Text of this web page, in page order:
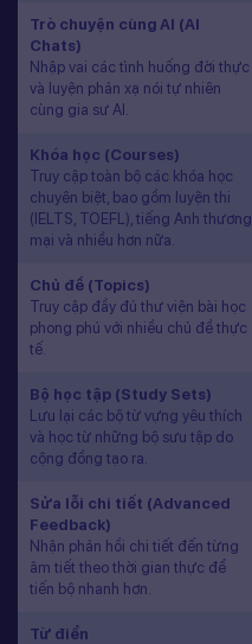
Trò chuyện cùng AI (AI
Chats)
Nhập vai các tình huống đời thực
và luyện phản xạ nói tự nhiên
cùng gia sư AI.
Khóa học (Courses)
Truy cập toàn bộ các khóa học
chuyên biệt, bao gồm luyện thi
(IELTS, TOEFL), tiếng Anh thương
mại và nhiều hơn nữa.
Chủ đề (Topics)
Truy cập đầy đủ thư viện bài học
phong phú với nhiều chủ đề thực
tế.
Bộ học tập (Study Sets)
Lưu lại các bộ từ vựng yêu thích
và học từ những bộ sưu tập do
cộng đồng tạo ra.
Sửa lỗi chi tiết (Advanced
Feedback)
Nhận phản hồi chi tiết đến từng
âm tiết theo thời gian thực để
tiến bộ nhanh hơn.
Từ điển